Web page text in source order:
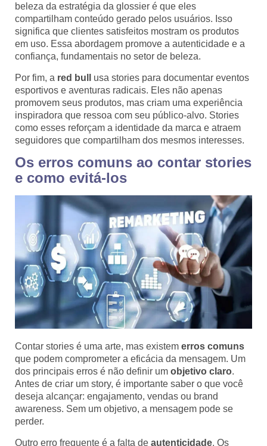
beleza da estratégia da glossier é que eles
compartilham conteúdo gerado pelos usuários. Isso
significa que clientes satisfeitos mostram os produtos
em uso. Essa abordagem promove a autenticidade e a
confiança, fundamentais no setor de beleza.
Por fim, a red bull
usa stories para documentar eventos
esportivos e aventuras radicais. Eles não apenas
promovem seus produtos, mas criam uma experiência
inspiradora que ressoa com seu público-alvo. Stories
como esses reforçam a identidade da marca e atraem
seguidores que compartilham dos mesmos interesses.
Os erros comuns ao contar stories
e como evitá-los
Contar stories é uma arte, mas existem erros comuns
que podem comprometer a eficácia da mensagem. Um
dos principais erros é não definir um objetivo claro.
Antes de criar um story, é importante saber o que você
deseja alcançar: engajamento, vendas ou brand
awareness. Sem um objetivo, a mensagem pode se
perder.
Outro erro frequente é a falta de autenticidade. Os